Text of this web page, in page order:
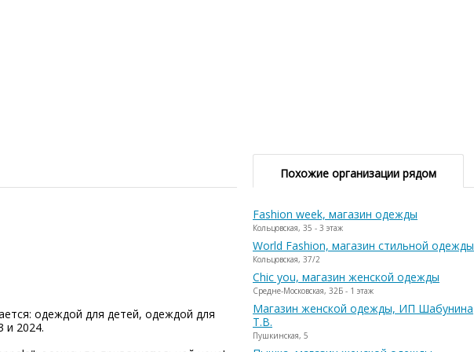
одеждой для детей, одеждой для
и 2024.
Похожие организации рядом
Fashion week, магазин одежды
Кольцовская, 35 - 3 этаж
World Fashion, магазин стильной одежды
Кольцовская, 37/2
Chic you, магазин женской одежды
Средне-Московская, 32Б - 1 этаж
Магазин женской одежды, ИП Шабунина
Т.В.
Пушкинская, 5